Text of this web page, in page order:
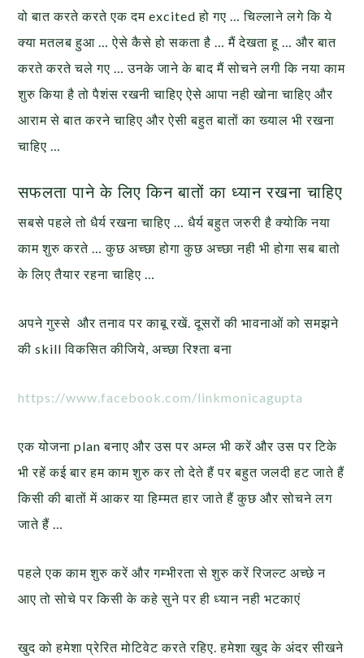
वो बात करते करते एक दम excited हो गए … चिल्लाने लगे कि ये
क्या मतलब हुआ … ऐसे कैसे हो सकता है … मैं देखता हू … और बात
करते करते चले गए … उनके जाने के बाद मैं सोचने लगी कि नया काम
शुरु किया है तो पैशंस रखनी चाहिए ऐसे आपा नही खोना चाहिए और
आराम से बात करने चाहिए और ऐसी बहुत बातों का ख्याल भी रखना
चाहिए …
सफलता पाने के लिए किन बातों का ध्यान रखना चाहिए
सबसे पहले तो धैर्य रखना चाहिए … धैर्य बहुत जरुरी है क्योकि नया
काम शुरु करते … कुछ अच्छा होगा कुछ अच्छा नही भी होगा सब बातो
के लिए तैयार रहना चाहिए …
अपने गुस्से और तनाव पर काबू रखें. दूसरों की भावनाओं को समझने
की skill विकसित कीजिये, अच्छा रिश्ता बना
https://www.facebook.com/linkmonicagupta
एक योजना plan बनाए और उस पर अम्ल भी करें और उस पर टिके
भी रहें कई बार हम काम शुरु कर तो देते हैं पर बहुत जलदी हट जाते हैं
किसी की बातों में आकर या हिम्मत हार जाते हैं कुछ और सोचने लग
जाते हैं …
पहले एक काम शुरु करें और गम्भीरता से शुरु करें रिजल्ट अच्छे न
आए तो सोचे पर किसी के कहे सुने पर ही ध्यान नही भटकाएं
खुद को हमेशा प्रेरित मोटिवेट करते रहिए. हमेशा खुद के अंदर सीखने